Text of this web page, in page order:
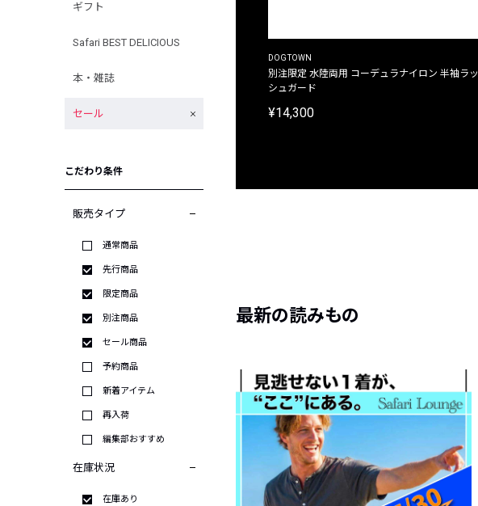
ギフト
Safari BEST DELICIOUS
本・雑誌
セール
こだわり条件
販売タイプ
通常商品
先行商品
限定商品
別注商品
セール商品
予約商品
新着アイテム
再入荷
編集部おすすめ
在庫状況
在庫あり
別注限定 ピグメントダイ バックプリント サーフ
DOGTOWN
別注限定 水陸両用 コーデュラナイロン 半袖ラッ
シュガード
¥14,300
最新の読みもの